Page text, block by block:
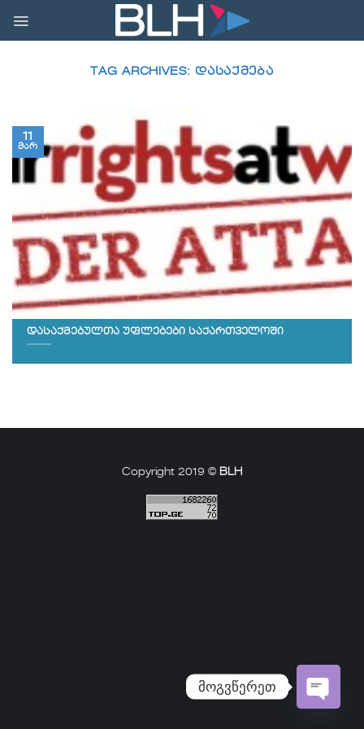
content
TAG ARCHIVES:ᲓᲐᲡᲐᲥᲛᲔᲑᲐ
დასაქმებულთა უფლებები საქართველოში
11
მარ
Copyright 2019 © BLH
მოგვწერეთ